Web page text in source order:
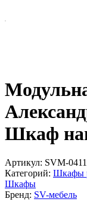
Шкаф
Артикул: SVM-0411
Категорий: Шкафы
Шкафы
Бренд: SV-мебель